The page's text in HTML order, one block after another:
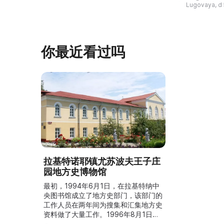
собирать
Lugovaya, d
你最近看过吗
拉基特诺耶镇尤苏波夫王子庄
园地方史博物馆
最初，1994年6月1日，在拉基特纳中
央图书馆成立了地方史部门，该部门的
工作人员在两年间为搜集和汇集地方史
资料做了大量工作。1996年8月1日，